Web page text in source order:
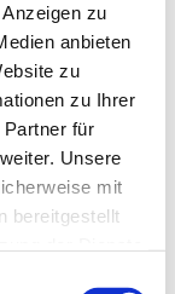
zu
anbieten
zu
zu Ihrer
für
Unsere
mit
bereitgestellt